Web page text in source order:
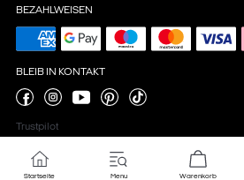
BEZAHLWEISEN
BLEIB IN KONTAKT
Trustpilot
Startseite Menu Warenkorb